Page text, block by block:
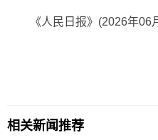
《人民日报》(2026年06
相关新闻推荐